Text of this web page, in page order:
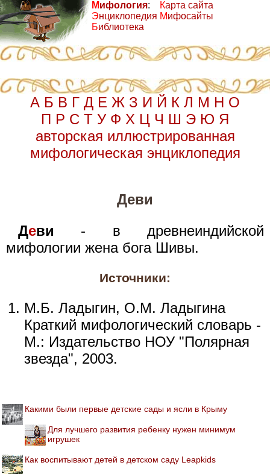
Мифология:
Энциклопедия
Библиотека
Карта сайта
Мифосайты
А Б В Г Д Е Ж З И Й К Л М Н О
П Р С Т У Ф Х Ц Ч Ш Э Ю Я
авторская иллюстрированная
мифологическая энциклопедия
Деви
Деви - в древнеиндийской
мифологии жена бога Шивы.
Источники:
М.Б. Ладыгин, О.М. Ладыгина
Краткий мифологический словарь -
М.: Издательство НОУ "Полярная
звезда", 2003.
Какими были первые детские сады и ясли в Крыму
Для лучшего развития ребенку нужен минимум
игрушек
Как воспитывают детей в детском саду Leapkids